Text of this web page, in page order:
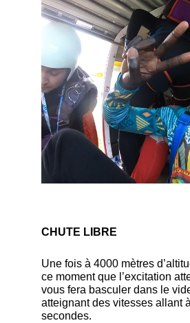
CHUTE LIBRE
Une fois à 4000 mètres
ce moment que l’excitation
vous fera basculer dans le
atteignant des vitesses allant
secondes.